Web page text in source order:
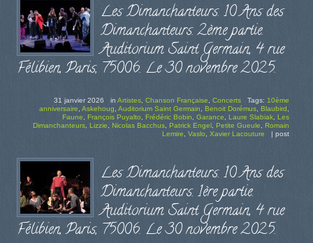
Les Dimanchanteurs. 10 Ans des
Dimanchanteurs. 2ème partie.
Auditorium Saint Germain, 4 rue
Félibien, Paris, 75006. Le 30 novembre 2025.
31 janvier 2026 in Artistes Chanson Française Concerts Tags: 10ème
anniversaire Askehoug Auditorium Saint Germain Benoit Dorémus Blaubird
Faune
François Puyalto Frédéric Bobin Garance Laure Slabiak Les
Dimanchanteurs Lizzie Nicolas Bacchus Patrick Engel Petite Gueule
Romain
Lemire
Vaslo Xavier Lacouture | post
Les Dimanchanteurs. 10 Ans des
Dimanchanteurs. 1ère partie.
Auditorium Saint Germain, 4 rue
Félibien, Paris, 75006. Le 30 novembre 2025.